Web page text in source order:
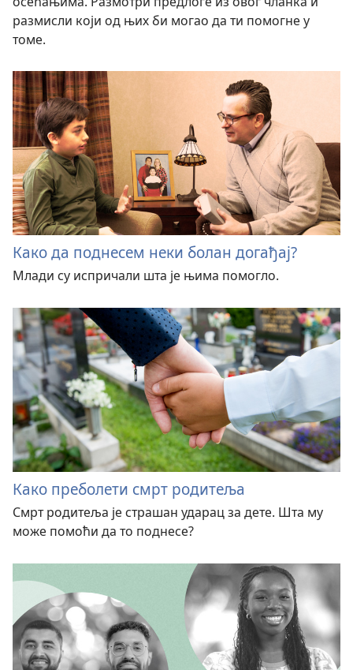
размисли који од њих би могао да ти помогне у
томе.
Како да поднесем неки болан догађај?
Млади су испричали шта је њима помогло.
Како преболети смрт родитеља
Смрт родитеља је страшан ударац за дете. Шта му
може помоћи да то поднесе?